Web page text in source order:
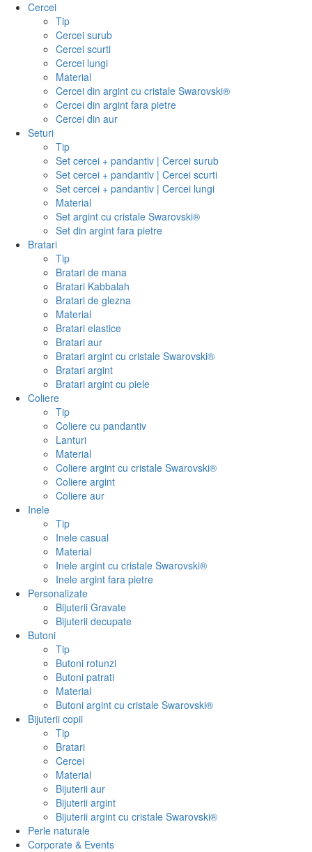
Cercei
Tip
Cercei surub
Cercei scurti
Cercei lungi
Material
Cercei din argint cu cristale Swarovski®
Cercei din argint fara pietre
Cercei din aur
Seturi
Tip
Set cercei + pandantiv | Cercei surub
Set cercei + pandantiv | Cercei scurti
Set cercei + pandantiv | Cercei lungi
Material
Set argint cu cristale Swarovski®
Set din argint fara pietre
Bratari
Tip
Bratari de mana
Bratari Kabbalah
Bratari de glezna
Material
Bratari elastice
Bratari aur
Bratari argint cu cristale Swarovski®
Bratari argint
Bratari argint cu piele
Coliere
Tip
Coliere cu pandantiv
Lanturi
Material
Coliere argint cu cristale Swarovski®
Coliere argint
Coliere aur
Inele
Tip
Inele casual
Material
Inele argint cu cristale Swarovski®
Inele argint fara pietre
Personalizate
Bijuterii Gravate
Bijuterii decupate
Butoni
Tip
Butoni rotunzi
Butoni patrati
Material
Butoni argint cu cristale Swarovski®
Bijuterii copii
Tip
Bratari
Cercei
Material
Bijuterii aur
Bijuterii argint
Bijuterii argint cu cristale Swarovski®
Perle naturale
Corporate & Events